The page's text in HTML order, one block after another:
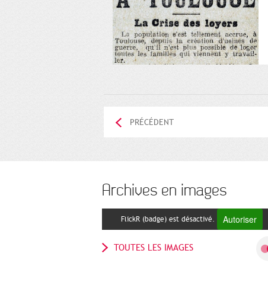
PRÉCÉDENT
Archives en images
FlickR (badge) est désactivé. Autoriser
TOUTES LES IMAGES